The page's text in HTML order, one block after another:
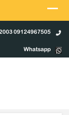
09124967505 09122092003
Whatsapp